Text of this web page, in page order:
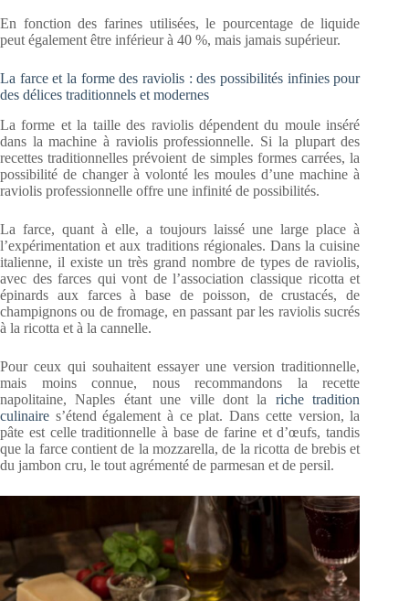
En fonction des farines utilisées, le pourcentage de liquide
peut également être inférieur à 40 %, mais jamais supérieur.
La farce et la forme des raviolis : des possibilités infinies pour
des délices traditionnels et modernes
La forme et la taille des raviolis dépendent du moule inséré
dans la machine à raviolis professionnelle. Si la plupart des
recettes traditionnelles prévoient de simples formes carrées, la
possibilité de changer à volonté les moules d’une machine à
raviolis professionnelle offre une infinité de possibilités.
La farce, quant à elle, a toujours laissé une large place à
l’expérimentation et aux traditions régionales. Dans la cuisine
italienne, il existe un très grand nombre de types de raviolis,
avec des farces qui vont de l’association classique ricotta et
épinards aux farces à base de poisson, de crustacés, de
champignons ou de fromage, en passant par les raviolis sucrés
à la ricotta et à la cannelle.
Pour ceux qui souhaitent essayer une version traditionnelle,
mais moins connue, nous recommandons la recette
napolitaine, Naples étant une ville dont la riche tradition
culinaire s’étend également à ce plat. Dans cette version, la
pâte est celle traditionnelle à base de farine et d’œufs, tandis
que la farce contient de la mozzarella, de la ricotta de brebis et
du jambon cru, le tout agrémenté de parmesan et de persil.